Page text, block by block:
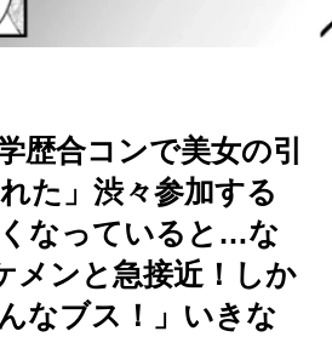
歴合コンで美女の引
た」渋々参加する
なっていると…な
メンと急接近！しか
なブス！」いきな